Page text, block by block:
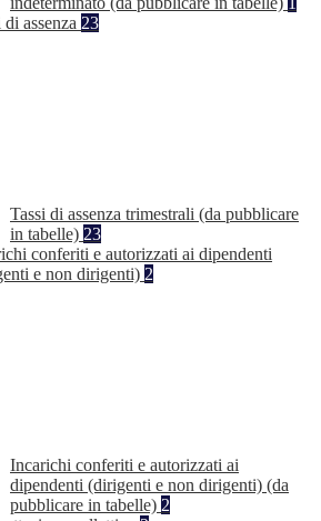
di assenza 23
Tassi di assenza trimestrali (da pubblicare
in tabelle) 23
conferiti e autorizzati ai dipendenti
e non dirigenti) 2
Incarichi conferiti e autorizzati ai
dipendenti (dirigenti e non dirigenti) (da
pubblicare in tabelle) 2